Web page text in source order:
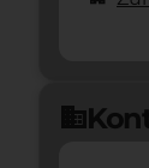
domain